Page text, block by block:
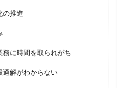
の推進
務に時間を取られがち
適解がわからない